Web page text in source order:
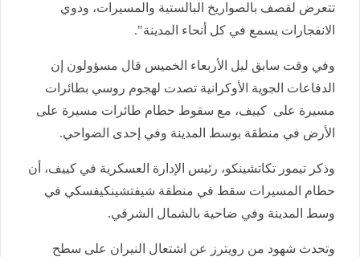
تتعرض لقصف بالصواريخ البالستية والمسيرات، ودوي
الانفجارات يسمع في كل أنحاء المدينة".
وفي وقت سابق ليل الأربعاء الخميس قال مسؤولون إن
الدفاعات الجوية الأوكرانية تصدت لهجوم روسي بطائرات
مسيرة على كييف، مع سقوط حطام طائرات مسيرة على
الأرض في منطقة بوسط المدينة وفي إحدى الضواحي.
وذكر تيمور تكاتشينكو، رئيس الإدارة العسكرية في كييف، أن
حطام المسيرات سقط في منطقة شيفتشينكيفسكي في
وسط المدينة وفي ضاحية بالشمال الشرقي.
وتحدث شهود من رويترز عن اشتعال النيران على سطح